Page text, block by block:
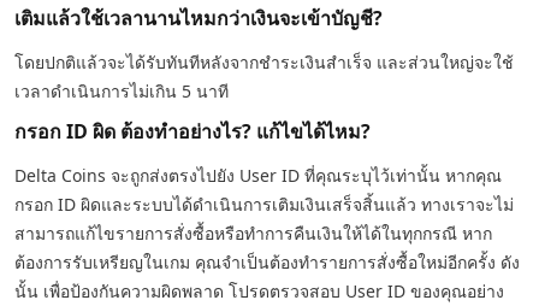
เติมแล้วใช้เวลานานไหมกว่าเงินจะเข้าบัญชี?
โดยปกติแล้วจะได้รับทันทีหลังจากชำระเงินสำเร็จ และส่วนใหญ่จะใช้
เวลาดำเนินการไม่เกิน 5 นาที
กรอก ID ผิด ต้องทำอย่างไร? แก้ไขได้ไหม?
Delta Coins จะถูกส่งตรงไปยัง User ID ที่คุณระบุไว้เท่านั้น หากคุณ
กรอก ID ผิดและระบบได้ดำเนินการเติมเงินเสร็จสิ้นแล้ว ทางเราจะไม่
สามารถแก้ไขรายการสั่งซื้อหรือทำการคืนเงินให้ได้ในทุกกรณี หาก
ต้องการรับเหรียญในเกม คุณจำเป็นต้องทำรายการสั่งซื้อใหม่อีกครั้ง ดัง
นั้น เพื่อป้องกันความผิดพลาด โปรดตรวจสอบ User ID ของคุณอย่าง